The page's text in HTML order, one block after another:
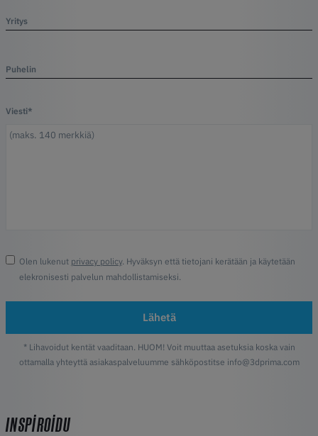
Yritys
Puhelin
Viesti*
Olen lukenut privacy policy. Hyväksyn että tietojani kerätään ja käytetään
elekronisesti palvelun mahdollistamiseksi.
Lähetä
* Lihavoidut kentät vaaditaan. HUOM! Voit muuttaa asetuksia koska vain
ottamalla yhteyttä asiakaspalveluumme sähköpostitse info@3dprima.com
INSPIROIDU